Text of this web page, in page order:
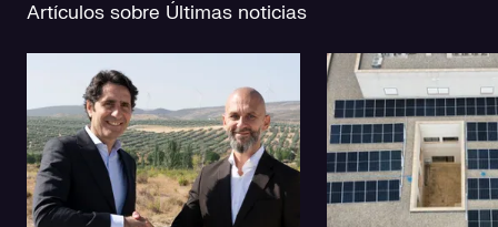
Artículos sobre Últimas noticias